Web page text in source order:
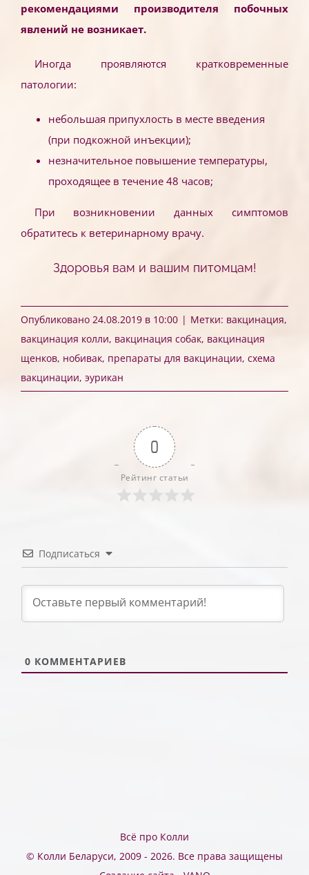
рекомендациями производителя побочных
явлений не возникает.
Иногда проявляются кратковременные
патологии:
небольшая припухлость в месте введения
(при подкожной инъекции);
незначительное повышение температуры,
проходящее в течение 48 часов;
При возникновении данных симптомов
обратитесь к ветеринарному врачу.
Здоровья вам и вашим питомцам!
Опубликовано 24.08.2019 в 10:00 | Метки: вакцинация,
вакцинация колли, вакцинация собак, вакцинация
щенков, нобивак, препараты для вакцинации, схема
вакцинации, эурикан
0
Рейтинг статьи
Подписаться
0 КОММЕНТАРИЕВ
Всё про Колли
© Колли Беларуси, 2009 - 2026. Все права защищены